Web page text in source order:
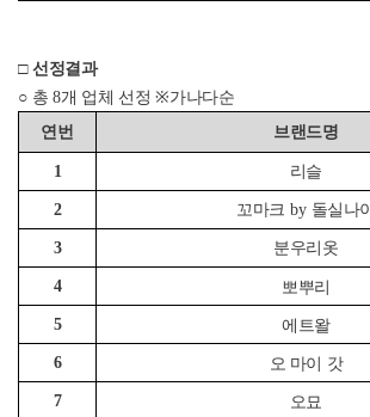
□ 선정결과
○ 총8개 업체 선정※가나다순
연번
브랜드명
1 리슬
2 꼬마크 by 돌실나이
3 분우리옷
4 뽀뿌리
5 에트왈
6 오 마이 갓
7 오묘